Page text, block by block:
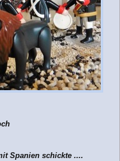
Spanien schickte ....